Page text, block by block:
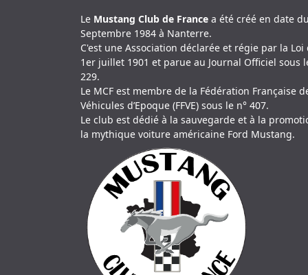
Le Mustang Club de France a été créé en date
Septembre 1984 à Nanterre.
C'est une Association déclarée et régie par la Loi
1er juillet 1901 et parue au Journal Officiel sous
229.
Le MCF est membre de la Fédération Française
Véhicules d’Epoque (FFVE) sous le n° 407.
Le club est dédié à la sauvegarde et à la
la mythique voiture américaine Ford Mustang.